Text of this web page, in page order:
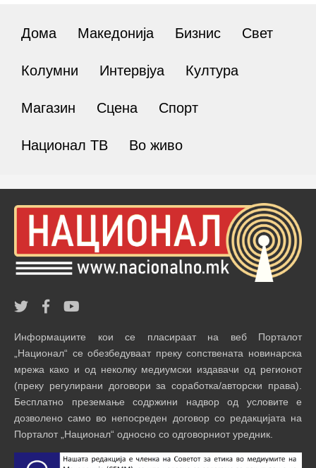
Дома Македонија Бизнис Свет
Колумни Интервјуа Култура
Магазин Сцена Спорт
Национал ТВ Во живо
Информациите кои се пласираат на веб Порталот
„Национал“ се обезбедуваат преку сопствената новинарска
мрежа како и од неколку медиумски издавачи од регионот
(преку регулирани договори за соработка/авторски права).
Бесплатно преземање содржини надвор од условите е
дозволено само во непосреден договор со редакцијата на
Порталот „Национал“ односно со одговорниот уредник.